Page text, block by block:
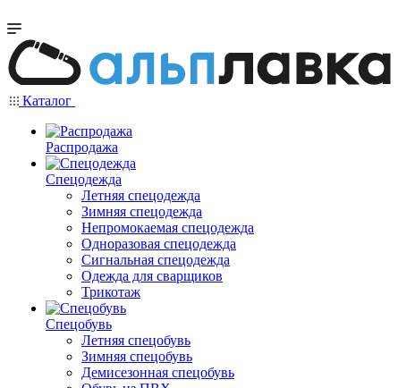
Каталог
Распродажа
Спецодежда
Летняя спецодежда
Зимняя спецодежда
Непромокаемая спецодежда
Одноразовая спецодежда
Сигнальная спецодежда
Одежда для сварщиков
Трикотаж
Спецобувь
Летняя спецобувь
Зимняя спецобувь
Демисезонная спецобувь